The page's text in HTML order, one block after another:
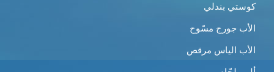
كوستي بندلي
الأب جورج مسّوح
الأب الياس مرقص